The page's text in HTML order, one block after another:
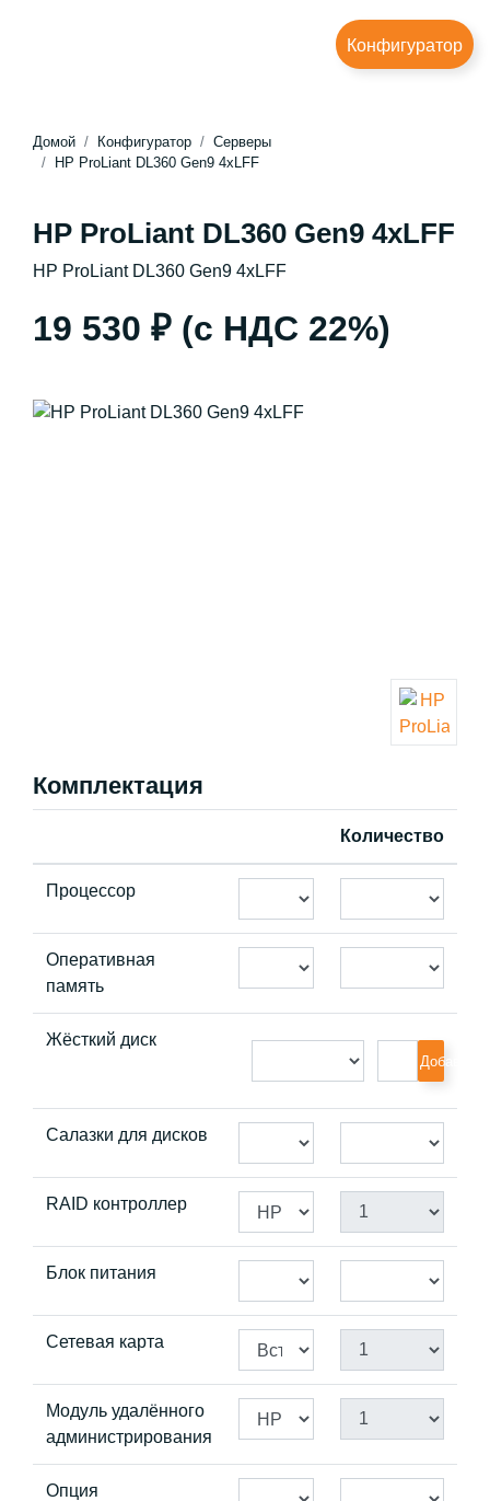
Конфигуратор
Домой Конфигуратор
Серверы
HP ProLiant DL360 Gen9 4xLFF
HP ProLiant DL360 Gen9 4xLFF
HP ProLiant DL360 Gen9 4xLFF
19 530 ₽ (с НДС 22%)
Комплектация
Количество
Процессор
Оперативная
память
Жёсткий диск
Добавить
Салазки для дисков
RAID контроллер
Блок питания
Сетевая карта
Модуль удалённого
администрирования
Опция